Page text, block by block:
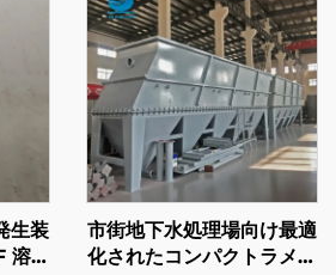
生装
溶気
市街地下水処理場向け最適
化されたコンパクトラメラ